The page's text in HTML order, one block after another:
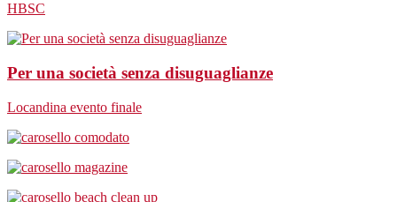
HBSC
Per una società senza disuguaglianze
Locandina evento finale